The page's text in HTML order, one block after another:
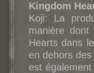
Kingdom
Koji: La
manière
Hearts dans
en dehors
est